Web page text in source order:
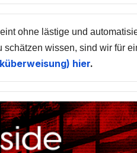
ohne lästige und
schätzen wissen, sind wir für
hier.